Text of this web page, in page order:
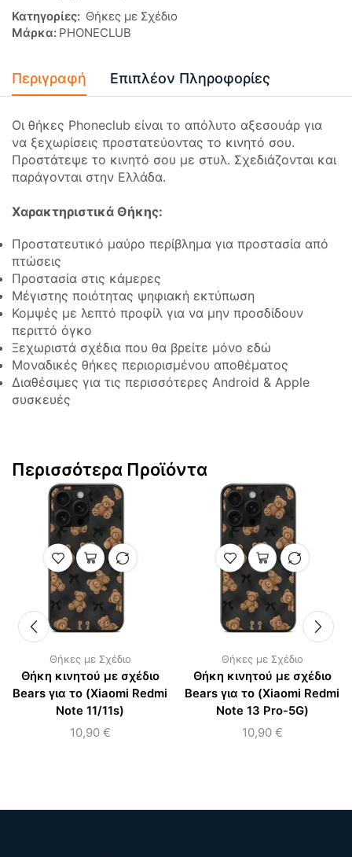
Κατηγορίες: Θήκες με Σχέδιο
Μάρκα: PHONECLUB
Περιγραφή Επιπλέον Πληροφορίες
Οι θήκες Phoneclub είναι το απόλυτο αξεσουάρ για
να ξεχωρίσεις προστατεύοντας το κινητό σου.
Προστάτεψε το κινητό σου με στυλ. Σχεδιάζονται και
παράγονται στην Ελλάδα.
Χαρακτηριστικά Θήκης:
Προστατευτικό μαύρο περίβλημα για προστασία από
πτώσεις
Προστασία στις κάμερες
Μέγιστης ποιότητας ψηφιακή εκτύπωση
Κομψές με λεπτό προφίλ για να μην προσδίδουν
περιττό όγκο
Ξεχωριστά σχέδια που θα βρείτε μόνο εδώ
Μοναδικές θήκες περιορισμένου αποθέματος
Διαθέσιμες για τις περισσότερες Android & Apple
συσκευές
Περισσότερα Προϊόντα
Θήκες με Σχέδιο
Θήκη κινητού με σχέδιο
Bears για το (Xiaomi Redmi
Note 11/11s)
10,90 €
Θήκες με Σχέδιο
Θήκη κινητού με σχέδιο
Bears για το (Xiaomi Redmi
Note 13 Pro-5G)
10,90 €